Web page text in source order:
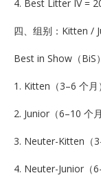
4. Best Litter IV =
四、组别：Kitten /
Best in Show（BiS
1. Kitten（3–6 个月）
2. Junior（6–10 个月
3. Neuter-Kitten（
4. Neuter-Junior（